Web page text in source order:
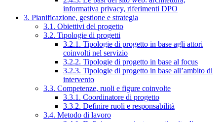
informativa privacy, riferimenti DPO
3. Pianificazione, gestione e strategia
3.1. Obiettivi del progetto
3.2. Tipologie di progetti
3.2.1. Tipologie di progetto in base agli attori
coinvolti nel servizio
3.2.2. Tipologie di progetto in base al focus
3.2.3. Tipologie di progetto in base all’ambito di
intervento
3.3. Competenze, ruoli e figure coinvolte
3.3.1. Coordinatore di progetto
3.3.2. Definire ruoli e responsabilità
3.4. Metodo di lavoro